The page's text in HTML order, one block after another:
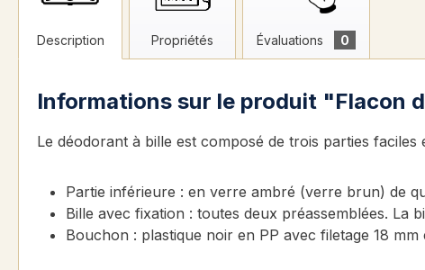
Description Propriétés Évaluations 0
Informations sur le produit "Flacon
Le déodorant à bille est composé de trois parties faciles
Partie inférieure : en verre ambré (verre brun) de
Bille avec fixation : toutes deux préassemblées. La
Bouchon : plastique noir en PP avec filetage 18